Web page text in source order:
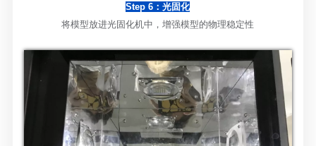
Step 6：光固化
将模型放进光固化机中，增强模型的物理稳定性